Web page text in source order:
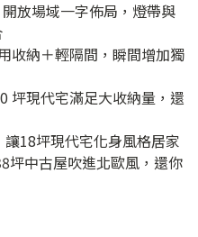
放場域一字佈局，燈帶與
收納＋輕隔間，瞬間增加獨
坪現代宅滿足大收納量，還
18坪現代宅化身風格居家
坪中古屋吹進北歐風，還你